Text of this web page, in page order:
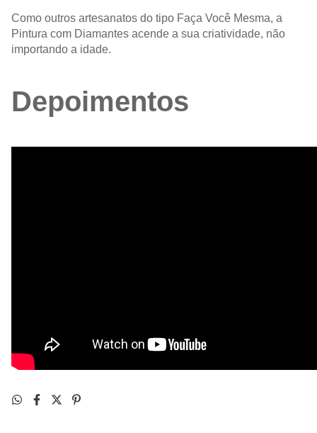
Como outros artesanatos do tipo Faça Você Mesma, a
Pintura com Diamantes acende a sua criatividade, não
importando a idade.
Depoimentos